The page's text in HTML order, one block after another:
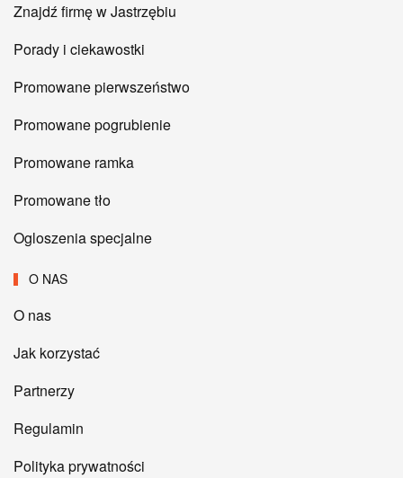
Znajdź firmę w Jastrzębiu
Porady i ciekawostki
Promowane pierwszeństwo
Promowane pogrubienie
Promowane ramka
Promowane tło
Ogloszenia specjalne
O NAS
O nas
Jak korzystać
Partnerzy
Regulamin
Polityka prywatności